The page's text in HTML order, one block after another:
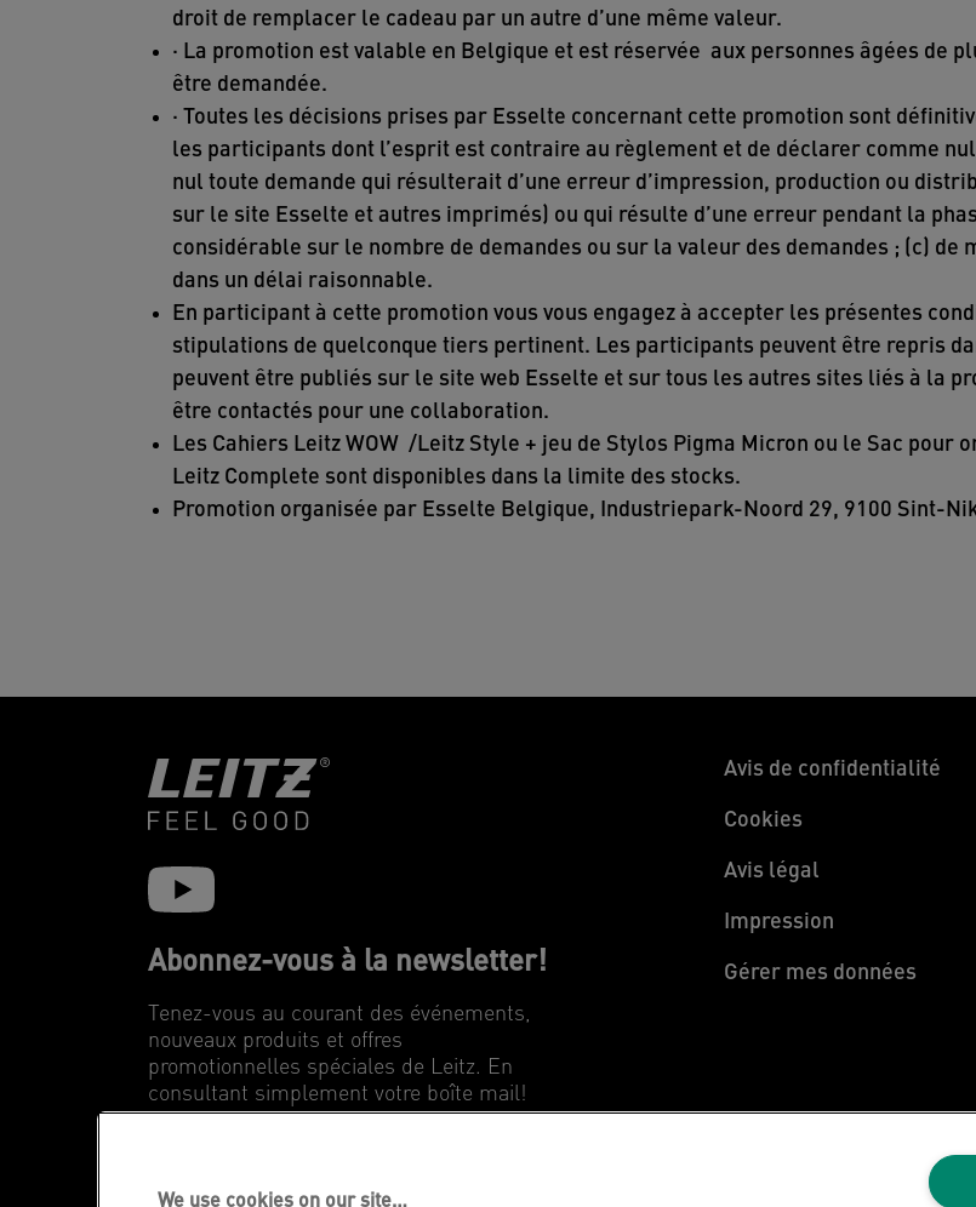
droit de remplacer le cadeau par un autre d’une même valeur.
· La promotion est valable en Belgique et est réservée aux personnes âgées de
être demandée.
· Toutes les décisions prises par Esselte concernant cette promotion sont
les participants dont l’esprit est contraire au règlement et de déclarer comme
nul toute demande qui résulterait d’une erreur d’impression, production ou
sur le site Esselte et autres imprimés) ou qui résulte d’une erreur pendant la
considérable sur le nombre de demandes ou sur la valeur des demandes ; (c)
dans un délai raisonnable.
En participant à cette promotion vous vous engagez à accepter les présentes
stipulations de quelconque tiers pertinent. Les participants peuvent être repris
peuvent être publiés sur le site web Esselte et sur tous les autres sites liés à la
être contactés pour une collaboration.
Les Cahiers Leitz WOW /Leitz Style + jeu de Stylos Pigma Micron ou le Sac pour
Leitz Complete sont disponibles dans la limite des stocks.
Promotion organisée par Esselte Belgique, Industriepark-Noord 29, 9100 Sint-
Abonnez-vous à la newsletter!
Tenez-vous au courant des événements,
nouveaux produits et offres
promotionnelles spéciales de Leitz. En
consultant simplement votre boîte mail!
Avis de confidentialité
Cookies
Avis légal
Impression
Gérer mes données
We use cookies on our site…